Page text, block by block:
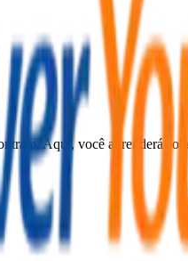
Aqui, você aprenderá